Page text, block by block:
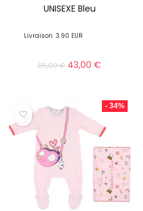
UNISEXE Bleu
Livraison 3.90 EUR
65,00€ 43,00€
- 34%